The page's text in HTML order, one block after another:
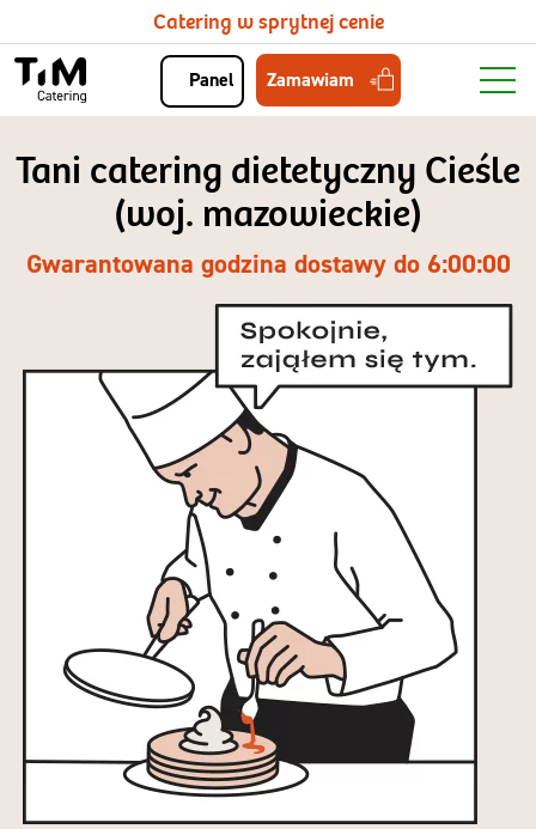
Catering w sprytnej cenie
Panel Zamawiam
Tani catering dietetyczny Cieśle
(woj. mazowieckie)
Gwarantowana godzina dostawy do 6:00:00